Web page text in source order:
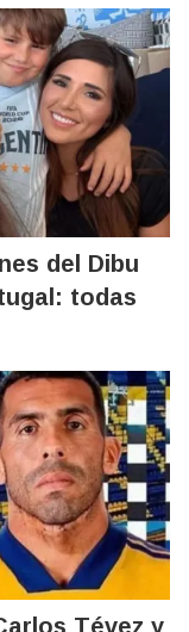
del Dibu
todas
Tévez y